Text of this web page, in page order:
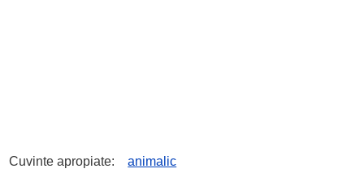
Cuvinte apropiate: animalic